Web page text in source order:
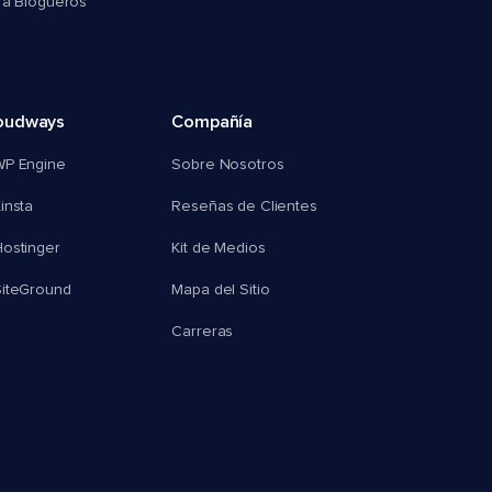
Engine
Compañía
Sobre Nosotros
Reseñas de Clientes
Kit de Medios
Mapa del Sitio
Carreras